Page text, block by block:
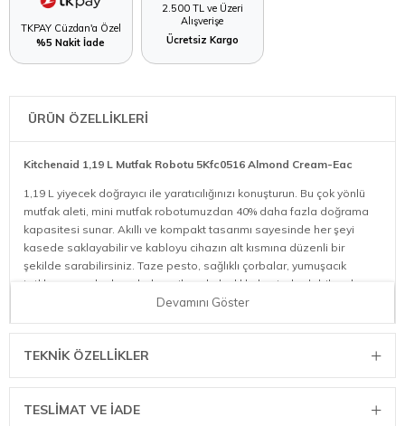
TKPAY Cüzdan'a Özel
%5 Nakit İade
2.500 TL ve Üzeri
Alışverişe
Ücretsiz Kargo
ÜRÜN ÖZELLİKLERİ
Kitchenaid 1,19 L Mutfak Robotu 5Kfc0516 Almond Cream-Eac
1,19 L yiyecek doğrayıcı ile yaratıcılığınızı konuşturun. Bu çok yönlü
mutfak aleti, mini mutfak robotumuzdan 40% daha fazla doğrama
kapasitesi sunar. Akıllı ve kompakt tasarımı sayesinde her şeyi
kasede saklayabilir ve kabloyu cihazın alt kısmına düzenli bir
şekilde sarabilirsiniz. Taze pesto, sağlıklı çorbalar, yumuşacık
tatlılar ve soslar hazırlarken cihazı kolaylıkla kontrol edebilecek ve
istediğiniz sonuçları alacaksınız. Kase, bıçak ve disk bulaşık
makinesinde yıkanabildiğinden cihazı temizlemek son derece
kolaydır. Her gün başka bir tarif deneyin! KitchenAid'in el
becerilerinizi ve hayal gücünüzü konuşturmanıza yardımcı olacak
benzersiz tasarımı, size yaratıcı olma özgürlüğü sunar. Mutfak
maceralarınızın keyfini çıkarın.
Devamını Göster
TEKNIK ÖZELLIKLER
TESLİMAT VE İADE